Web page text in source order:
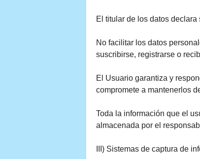
El titular de los datos declara
No facilitar los datos
suscribirse, registrarse o
El Usuario garantiza y
compromete a mantenerlos
Toda la información que el
almacenada por el
III) Sistemas de captura de